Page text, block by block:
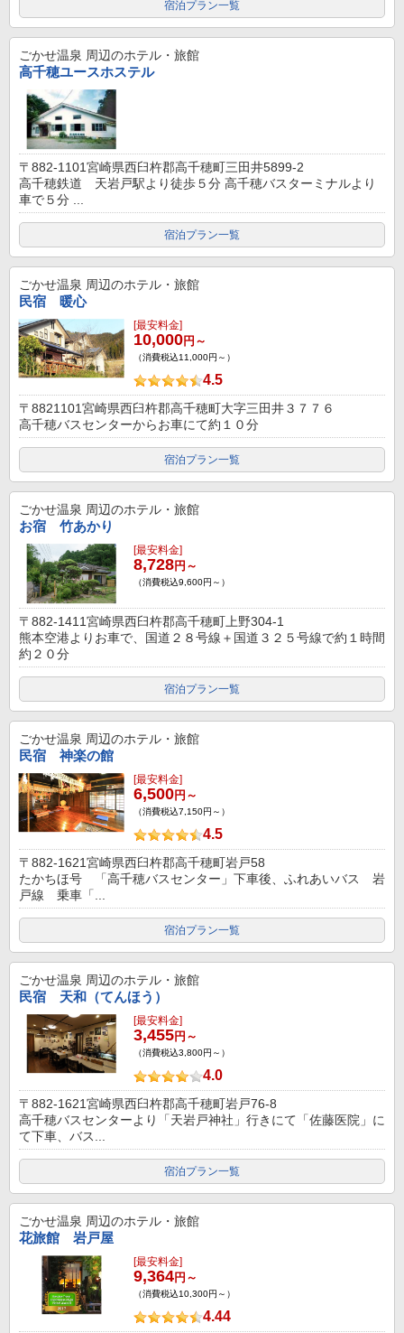
宿泊プラン一覧
ごかせ温泉 周辺のホテル・旅館
高千穂ユースホステル
〒882-1101宮崎県西臼杵郡高千穂町三田井5899-2
高千穂鉄道 天岩戸駅より徒歩５分 高千穂バスターミナルより
車で５分 ...
宿泊プラン一覧
ごかせ温泉 周辺のホテル・旅館
民宿 暖心
[最安料金]
10,000円～
（消費税込11,000円～）
4.5
〒8821101宮崎県西臼杵郡高千穂町大字三田井３７７６
高千穂バスセンターからお車にて約１０分
宿泊プラン一覧
ごかせ温泉 周辺のホテル・旅館
お宿 竹あかり
[最安料金]
8,728円～
（消費税込9,600円～）
〒882-1411宮崎県西臼杵郡高千穂町上野304-1
熊本空港よりお車で、国道２８号線＋国道３２５号線で約１時間
約２０分
宿泊プラン一覧
ごかせ温泉 周辺のホテル・旅館
民宿 神楽の館
[最安料金]
6,500円～
（消費税込7,150円～）
4.5
〒882-1621宮崎県西臼杵郡高千穂町岩戸58
たかちほ号 「高千穂バスセンター」下車後、ふれあいバス 岩
戸線 乗車「...
宿泊プラン一覧
ごかせ温泉 周辺のホテル・旅館
民宿 天和（てんほう）
[最安料金]
3,455円～
（消費税込3,800円～）
4.0
〒882-1621宮崎県西臼杵郡高千穂町岩戸76-8
高千穂バスセンターより「天岩戸神社」行きにて「佐藤医院」に
て下車、バス...
宿泊プラン一覧
ごかせ温泉 周辺のホテル・旅館
花旅館 岩戸屋
[最安料金]
9,364円～
（消費税込10,300円～）
4.44